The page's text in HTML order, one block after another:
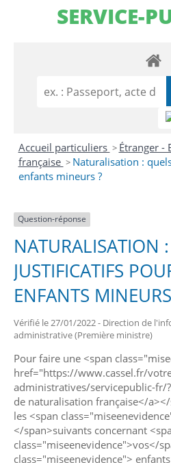
SERVICE-
Accueil particuliers > Étranger -
française > Naturalisation :
enfants mineurs ?
Question-réponse
NATURALISATION
JUSTIFICATIFS
ENFANTS
Vérifié le 27/01/2022 - Direction de
administrative (Première ministre)
Pour faire une <span
href="https://www.cassel.fr/
administratives/servicepublic-fr/
de naturalisation française</
les <span
</span>suivants concernant
class="miseenevidence">vos</
class="miseenevidence">